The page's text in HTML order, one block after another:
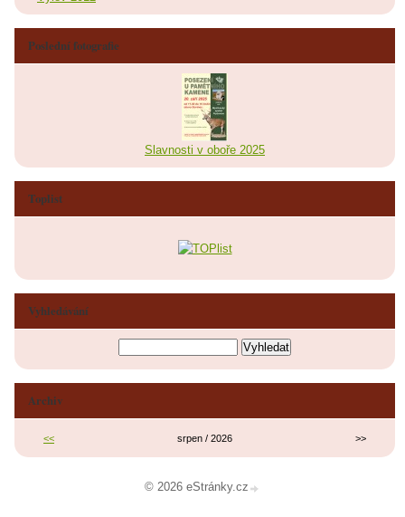
Poslední fotografie
Slavnosti v oboře 2025
Toplist
Vyhledávání
Archiv
<< srpen / 2026 >>
© 2026 eStránky.cz